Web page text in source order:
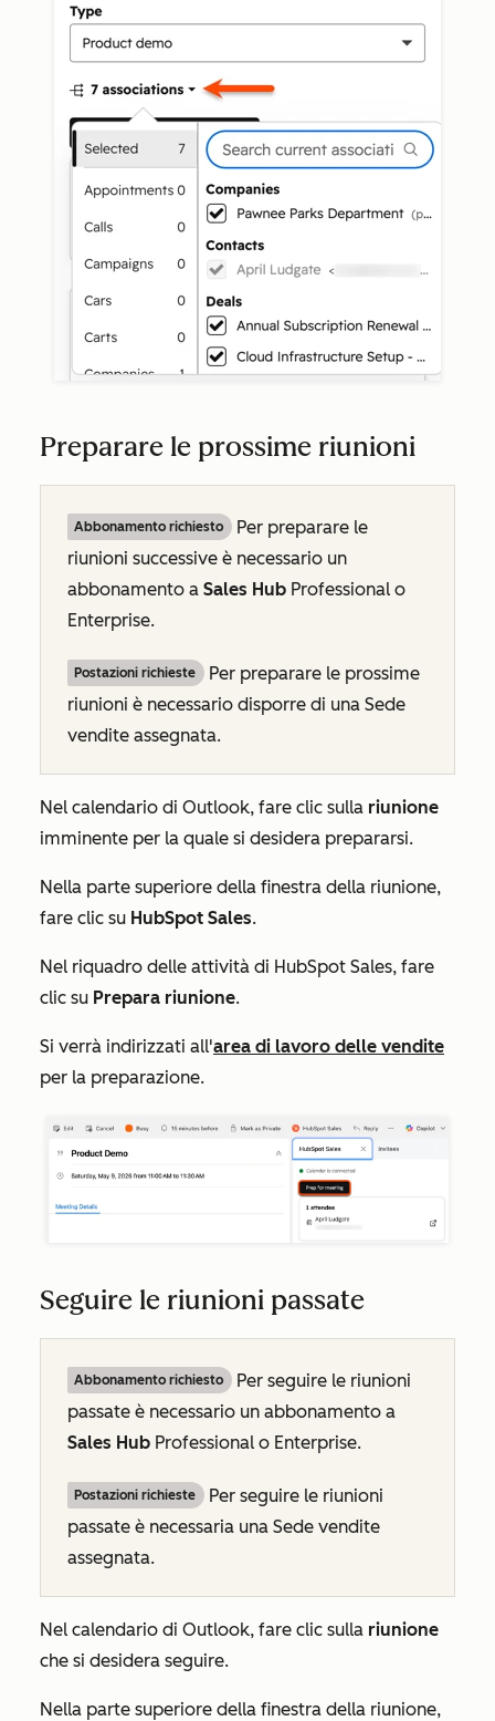
Preparare le prossime riunioni
Abbonamento richiesto
Per preparare le
riunioni successive è necessario un
abbonamento a Sales Hub Professional o
Enterprise.
Postazioni richieste
Per preparare le prossime
riunioni è necessario disporre di una Sede
vendite assegnata.
Nel calendario di Outlook, fare clic sulla riunione
imminente per la quale si desidera prepararsi.
Nella parte superiore della finestra della riunione,
fare clic su HubSpot Sales.
Nel riquadro delle attività di HubSpot Sales, fare
clic su Prepara riunione.
Si verrà indirizzati all'area di lavoro delle vendite
per la preparazione.
Seguire le riunioni passate
Abbonamento richiesto
Per seguire le riunioni
passate è necessario un abbonamento a
Sales Hub Professional o Enterprise.
Postazioni richieste
Per seguire le riunioni
passate è necessaria una Sede vendite
assegnata.
Nel calendario di Outlook, fare clic sulla riunione
che si desidera seguire.
Nella parte superiore della finestra della riunione,